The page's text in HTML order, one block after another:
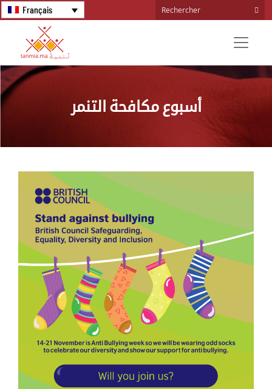
Français
أسبوع مكافحة التنمر